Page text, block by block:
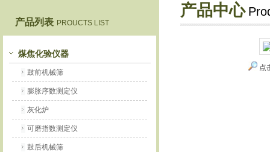
产品列表 PROUCTS LIST
煤焦化验仪器
鼓前机械筛
膨胀序数测定仪
灰化炉
可磨指数测定仪
鼓后机械筛
产品中心
点